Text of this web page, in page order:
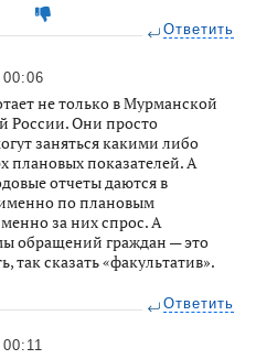
Ответить
00:06
не только в Мурманской
России. Они просто
заняться какими либо
плановых показателей. А
отчеты даются в
по плановым
за них спрос. А
обращений граждан — это
так сказать «факультатив».
Ответить
00:11